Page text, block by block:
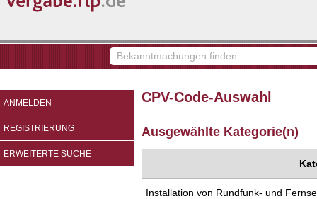
Bekanntmachungen
finden
ANMELDEN
REGISTRIERUNG
ERWEITERTE SUCHE
CPV-Code-Auswahl
Ausgewählte Kategorie(n)
Installation von Rundfunk- und